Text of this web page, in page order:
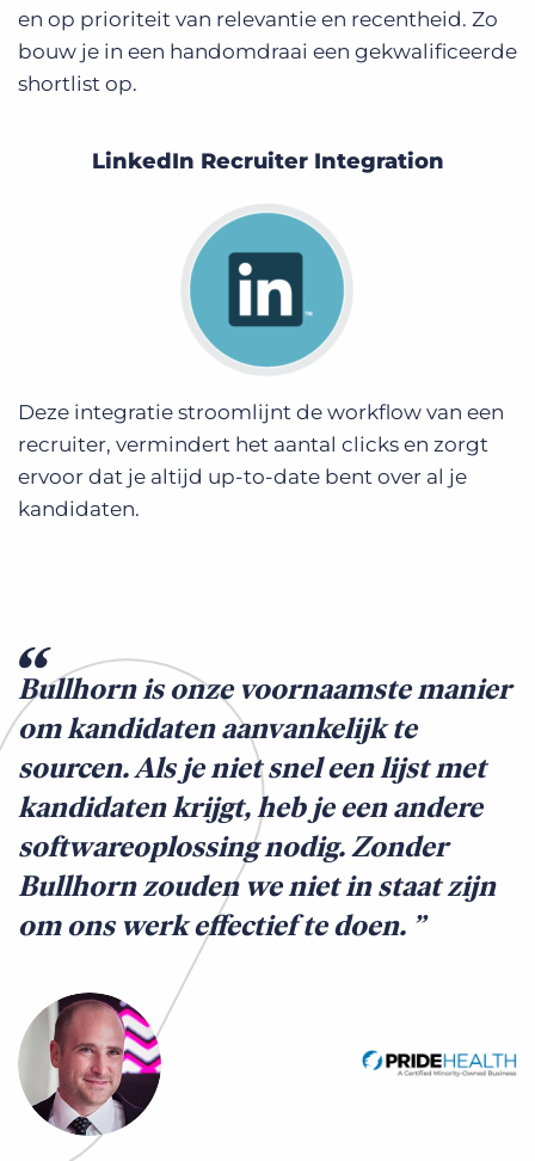
en op prioriteit van relevantie en recentheid. Zo
bouw je in een handomdraai een gekwalificeerde
shortlist op.
LinkedIn Recruiter Integration
Deze integratie stroomlijnt de workflow van een
recruiter, vermindert het aantal clicks en zorgt
ervoor dat je altijd up-to-date bent over al je
kandidaten.
Bullhorn is onze voornaamste manier
om kandidaten aanvankelijk te
sourcen. Als je niet snel een lijst met
kandidaten krijgt, heb je een andere
softwareoplossing nodig. Zonder
Bullhorn zouden we niet in staat zijn
om ons werk effectief te doen.